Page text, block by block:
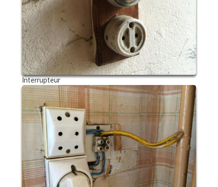
Interrupteur